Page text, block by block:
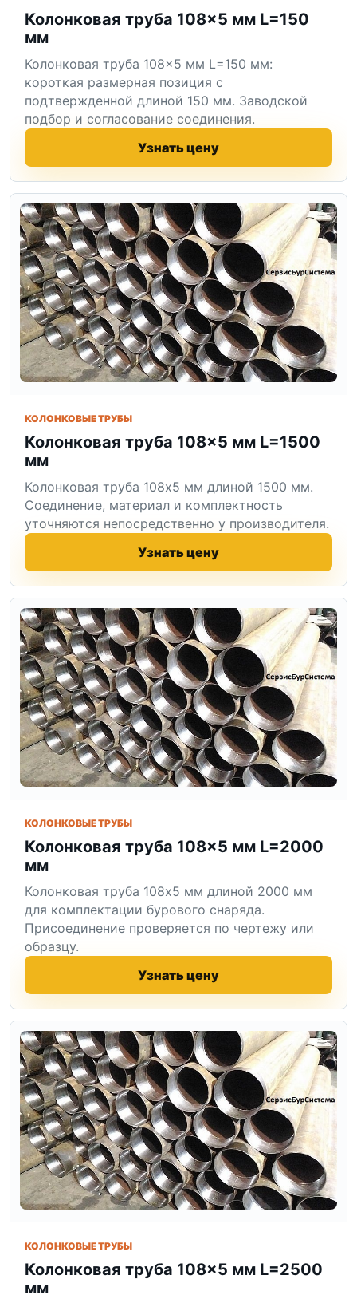
Колонковая труба 108×5 мм L=150
мм
Колонковая труба 108×5 мм L=150 мм:
короткая размерная позиция с
подтвержденной длиной 150 мм. Заводской
подбор и согласование соединения.
Узнать цену
КОЛОНКОВЫЕ ТРУБЫ
Колонковая труба 108×5 мм L=1500
мм
Колонковая труба 108x5 мм длиной 1500 мм.
Соединение, материал и комплектность
уточняются непосредственно у производителя.
Узнать цену
КОЛОНКОВЫЕ ТРУБЫ
Колонковая труба 108×5 мм L=2000
мм
Колонковая труба 108x5 мм длиной 2000 мм
для комплектации бурового снаряда.
Присоединение проверяется по чертежу или
образцу.
Узнать цену
КОЛОНКОВЫЕ ТРУБЫ
Колонковая труба 108×5 мм L=2500
мм